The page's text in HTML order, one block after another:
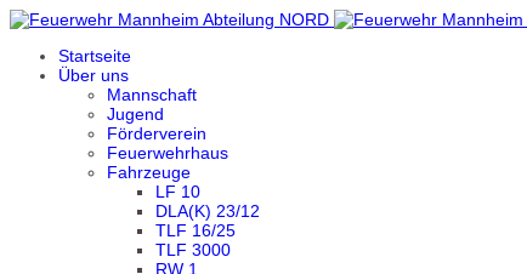
Startseite
Über uns
Mannschaft
Jugend
Förderverein
Feuerwehrhaus
Fahrzeuge
LF 10
DLA(K) 23/12
TLF 16/25
TLF 3000
RW 1